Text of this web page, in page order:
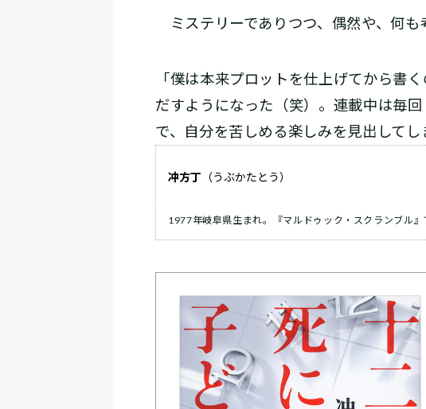
ミステリーでありつつ、偶然や、何も
「僕は本来プロットを仕上げてから書
だすようになった（笑）。連載中は毎
で、自分を苦しめる楽しみを見出してし
冲方丁 （うぶかたとう）
1977年岐阜県生まれ。『マルドゥック・スクランブル